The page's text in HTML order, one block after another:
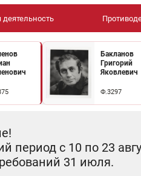
Бакланов
Григорий
Яковлевич
Ф.3297
период с 10 по 23
31 июля.